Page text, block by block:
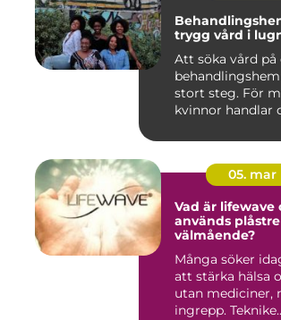
trygg vård i
Att söka vård på
stort steg. För
kvinnor handlar
05. mar
Vad är lifewave
används
välmående?
Många söker
att stärka hälsa
utan mediciner,
ingrepp.